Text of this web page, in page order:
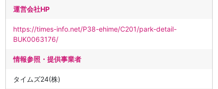
運営会社HP
https://times-info.net/P38-ehime/C201/park-detail-
BUK0063176/
情報参照・提供事業者
タイムズ24(株)